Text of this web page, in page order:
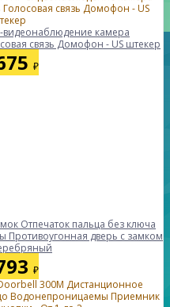
видеонаблюдение камера
связь Домофон - US штекер
₽
Отпечаток пальца без ключа
дверь с замком
₽